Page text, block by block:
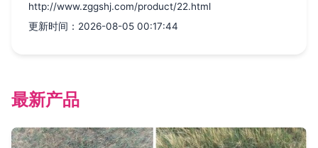
http://www.zggshj.com/product/22.html
更新时间：2026-08-05 00:17:44
最新产品